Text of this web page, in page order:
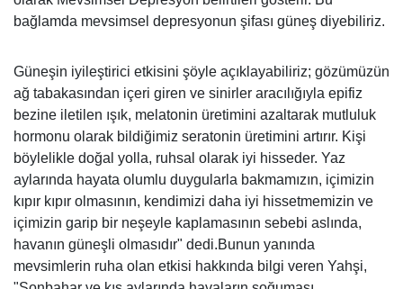
bağlamda mevsimsel depresyonun şifası güneş diyebiliriz.
Güneşin iyileştirici etkisini şöyle açıklayabiliriz; gözümüzün
ağ tabakasından içeri giren ve sinirler aracılığıyla epifiz
bezine iletilen ışık, melatonin üretimini azaltarak mutluluk
hormonu olarak bildiğimiz seratonin üretimini artırır. Kişi
böylelikle doğal yolla, ruhsal olarak iyi hisseder. Yaz
aylarında hayata olumlu duygularla bakmamızın, içimizin
kıpır kıpır olmasının, kendimizi daha iyi hissetmemizin ve
içimizin garip bir neşeyle kaplamasının sebebi aslında,
havanın güneşli olmasıdır" dedi.Bunun yanında
mevsimlerin ruha olan etkisi hakkında bilgi veren Yahşi,